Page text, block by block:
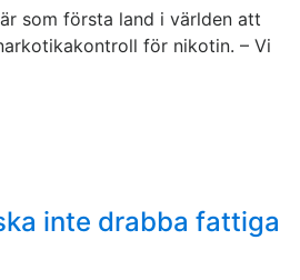
som första land i världen att
för nikotin. – Vi
inte drabba fattiga